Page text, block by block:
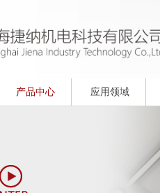
产品中心 应用领域